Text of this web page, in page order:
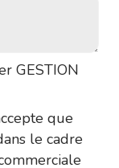
GESTION
que
le cadre